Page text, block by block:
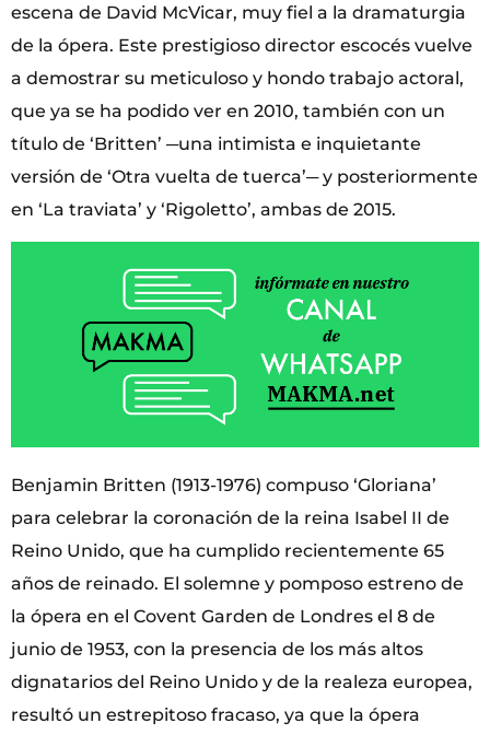
escena de David McVicar, muy fiel a la dramaturgia
de la ópera. Este prestigioso director escocés vuelve
a demostrar su meticuloso y hondo trabajo actoral,
que ya se ha podido ver en 2010, también con un
título de ‘Britten’ ─una intimista e inquietante
versión de ‘Otra vuelta de tuerca’─ y posteriormente
en ‘La traviata’ y ‘Rigoletto’, ambas de 2015.
Benjamin Britten (1913-1976) compuso ‘Gloriana’
para celebrar la coronación de la reina Isabel II de
Reino Unido, que ha cumplido recientemente 65
años de reinado. El solemne y pomposo estreno de
la ópera en el Covent Garden de Londres el 8 de
junio de 1953, con la presencia de los más altos
dignatarios del Reino Unido y de la realeza europea,
resultó un estrepitoso fracaso, ya que la ópera